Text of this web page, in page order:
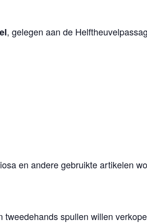
, gelegen aan de
en andere gebruikte artikelen
spullen willen